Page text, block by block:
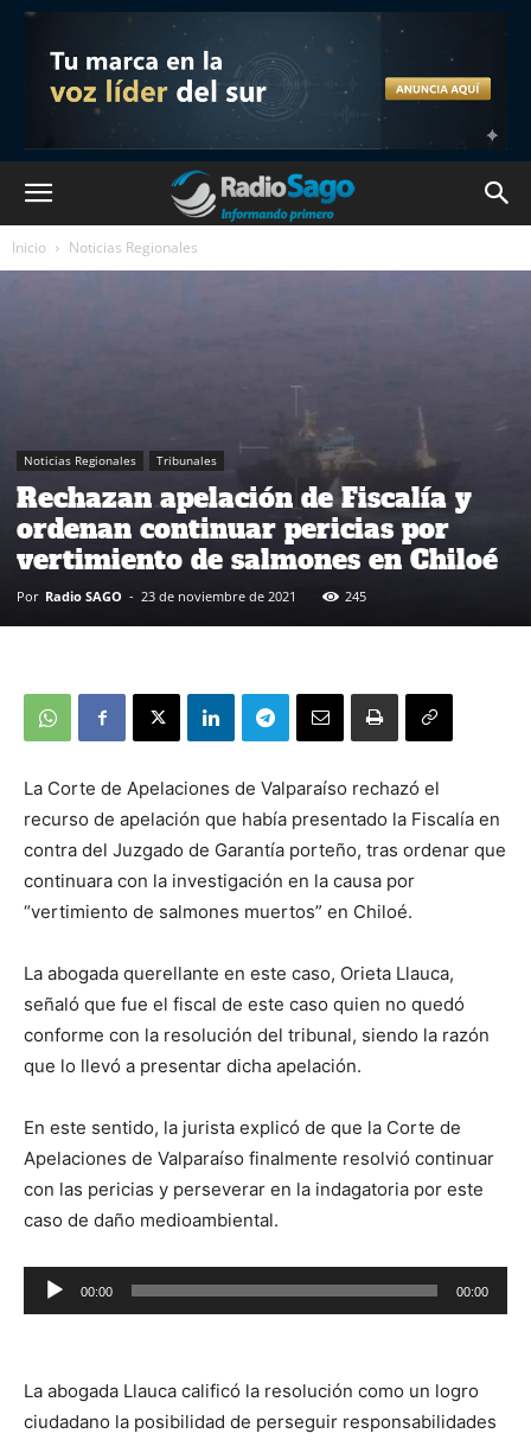
Inicio Noticias Regionales
Noticias Regionales Tribunales
Rechazan apelación de Fiscalía y
ordenan continuar pericias por
vertimiento de salmones en Chiloé
Por Radio SAGO - 23 de noviembre de 2021 245
La Corte de Apelaciones de Valparaíso rechazó el
recurso de apelación que había presentado la Fiscalía en
contra del Juzgado de Garantía porteño, tras ordenar que
continuara con la investigación en la causa por
“vertimiento de salmones muertos” en Chiloé.
La abogada querellante en este caso, Orieta Llauca,
señaló que fue el fiscal de este caso quien no quedó
conforme con la resolución del tribunal, siendo la razón
que lo llevó a presentar dicha apelación.
En este sentido, la jurista explicó de que la Corte de
Apelaciones de Valparaíso finalmente resolvió continuar
con las pericias y perseverar en la indagatoria por este
caso de daño medioambiental.
Reproductor
de
00:00 00:00
La abogada Llauca calificó la resolución como un logro
ciudadano la posibilidad de perseguir responsabilidades